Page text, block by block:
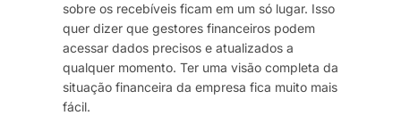
sobre os recebíveis ficam em um só lugar. Isso
quer dizer que gestores financeiros podem
acessar dados precisos e atualizados a
qualquer momento. Ter uma visão completa da
situação financeira da empresa fica muito mais
fácil.